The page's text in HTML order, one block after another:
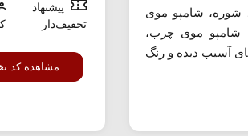
شوره، شامپو موی
شامپو موی چرب،
آسیب دیده و رنگ
پیشنهاد
تخفیف‌دار
مشاهده کد